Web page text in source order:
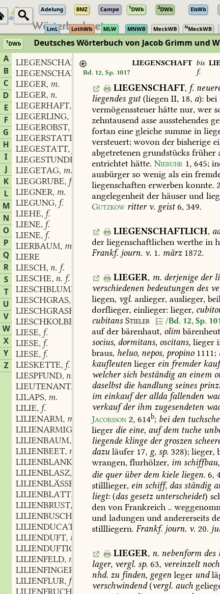
Adelung BMZ Campe 1DWb 2DWb ElsWb
LmL LothWb MLW MNWB MeckWB NMeckWB
1DWb Deutsches Wörterbuch von Jacob Grimm und
A
B
C
D
E
F
G
H
I
J
K
L
M
N
O
P
Q
R
S
T
U
V
W
X
Y
Z
LIEGENSCHAFT
LIEGENSCHAFTLICH, adj.
LIEGER, m.
LIEGER, n.
LIEGERHAFT,
LIEGERLING,
LIEGEROBST,
LIEGERSTATT
LIEGESTATT,
LIEGESTUNDE
LIEGETAG, m.
LIEGGRUBE, f.
LIEGNER, m.
LIEGUNG, f.
LIEHE, f.
LIENE, f.
LIENE, f.
LIERBAUM, m.
LIERE
LIESCH, n. f.
LIESCHE, n. f.
LIESCHBLUME
LIESCHGRAS,
LIESCHGRASFALTER,m.
LIESCHKOLBE
LIESE, f.
LIESE, f.
LIESE, f.
LIESKETTE, f.
LIESPFUND, n.
LIEUTENANT,
LILAPS, m.
LILIE, f.
LILIENARM, m.
LILIENARMIG
LILIENBAUM,
LILIENBEET, n.
LILIENBLANK
LILIENBLASZ,
LILIENBLÄSSE
LILIENBLATT,
LILIENBRUST,
LILIENBUSCH
LILIENDUCATEN
LILIENDUFT, m.
LILIENDUFTIG
LILIENFELD, n.
LILIENFINGER
LILIENFLUR, f.
LILIENFRUCHT
Bd. 12, Sp. 1017
LIEGENSCHAFTbis
f.
LIEGENSCHAFT, f.
liegendes gut(liegen II, 18, a): bei
vermögenssteuer hätte nur, wer
zehntausend asse ausstehendes
fortan eine gleiche summe in
versteuert; wovon der bisherige
abgetretenen grundstücks früher
entrichtet hätte. Niebuhr 1, 645;
ausbürger so wenig als ein
liegenschaften erwerben konnte.
angelegenheit der häuser und
Gutzkow ritterv. geist 6, 349.
LIEGENSCHAFTLICH,
der liegenschaftlichen werthe in
Frankf. journ. v. 1. märz1872.
LIEGER, m. derjenigeder
verschiedenen bedeutungen des
liegen, vgl. anlieger, auslieger,
dorflieger, einlieger: lieger,
cubitans Stieler /Bd. 12, Sp.
aufder bärenhaut, olim
socius, dormitans, oscitans, lieger
braus, heluo, nepos, propino1111;
kaufleuten lieger ein fremder
welchersich beständigan einem
daselbstdie handlungseines
im einkaufderalldafallenden
verkaufderihm zugesendeten
Jacobsson 2, 614b; beiden
lieger die eine, aufdem tuche
liegende klinge dergroszen
dazu läufer 17, g, sp. 328); lieger,
wrangen, flurhölzer, im schiffbau,
die querüberdem kiele liegen. 6,
stilllieger, ein schiff, das ständig
liegt:(das gesetzunterscheidet)
den von Frankreich ..
und ladungen und andererseits
stillliegern. Frankf. journ. v. 20.
LIEGER, n. nebenformdes
lager, vergl. sp. 63, vereinzeltnoch
nhd. zu finden, gegen leger und
verschwindend(vergl. auch